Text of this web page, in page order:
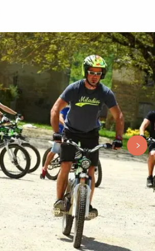
aux favoris